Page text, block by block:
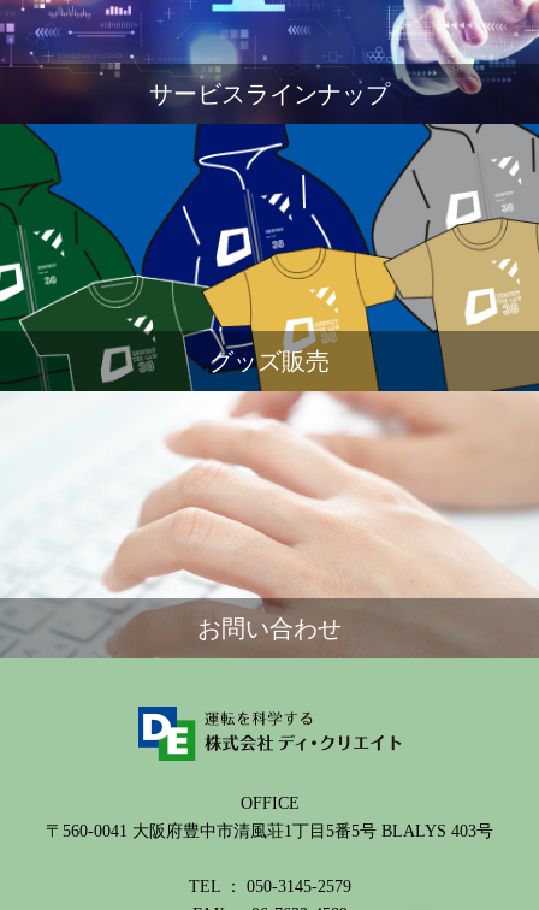
サービスラインナップ
グッズ販売
お問い合わせ
OFFICE
〒560-0041 大阪府豊中市清風荘1丁目5番5号 BLALYS 403号
TEL ： 050-3145-2579